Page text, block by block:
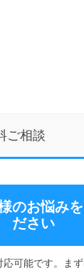
ご相談
のお悩み
ださい
可能です。ま